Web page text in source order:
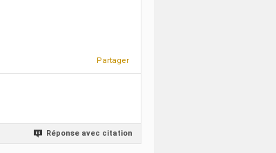
Partager
Réponse avec citation